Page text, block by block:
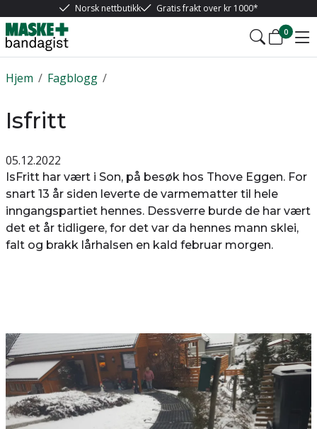
Norsk nettbutikk Gratis frakt over kr 1000*
0
/
Hjem /
Fagblogg
Isfritt
05.12.2022
IsFritt har vært i Son, på besøk hos Thove Eggen. For
snart 13 år siden leverte de varmematter til hele
inngangspartiet hennes. Dessverre burde de har vært
det et år tidligere, for det var da hennes mann sklei,
falt og brakk lårhalsen en kald februar morgen.